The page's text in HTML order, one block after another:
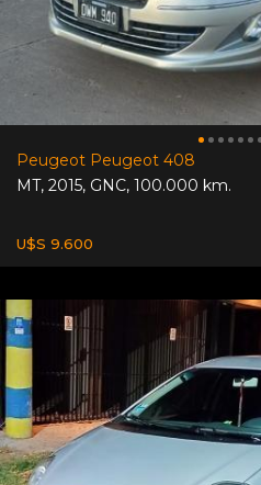
Peugeot Peugeot 408
MT, 2015, GNC, 100.000 km.
U$S 9.600